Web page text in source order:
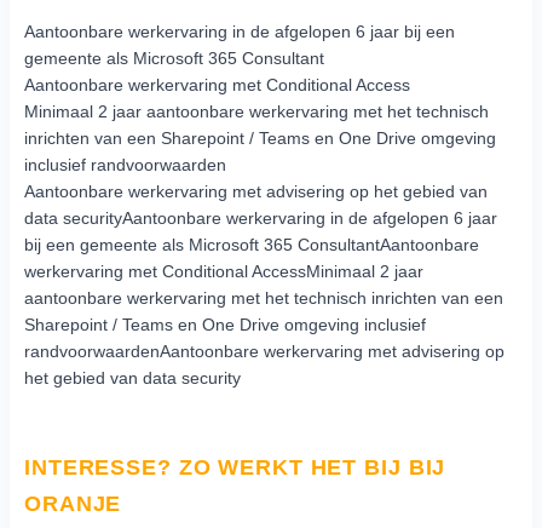
Aantoonbare werkervaring in de afgelopen 6 jaar bij een
gemeente als Microsoft 365 Consultant
Aantoonbare werkervaring met Conditional Access
Minimaal 2 jaar aantoonbare werkervaring met het technisch
inrichten van een Sharepoint / Teams en One Drive omgeving
inclusief randvoorwaarden
Aantoonbare werkervaring met advisering op het gebied van
data securityAantoonbare werkervaring in de afgelopen 6 jaar
bij een gemeente als Microsoft 365 ConsultantAantoonbare
werkervaring met Conditional AccessMinimaal 2 jaar
aantoonbare werkervaring met het technisch inrichten van een
Sharepoint / Teams en One Drive omgeving inclusief
randvoorwaardenAantoonbare werkervaring met advisering op
het gebied van data security
INTERESSE? ZO WERKT HET BIJ BIJ
ORANJE